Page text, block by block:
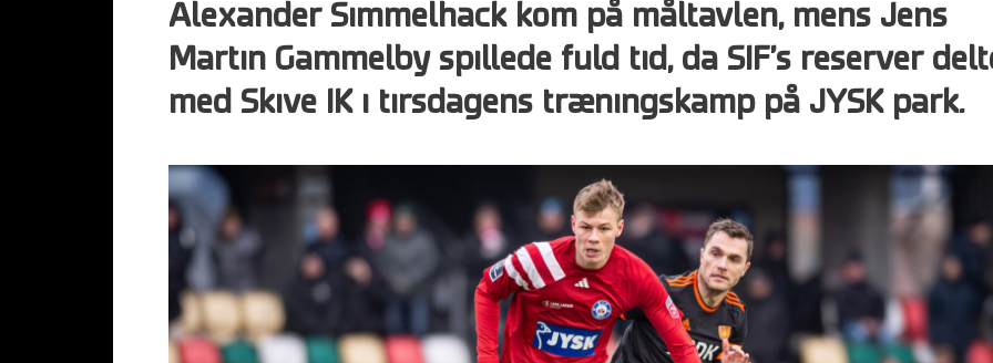
Alexander Simmelhack kom på måltavlen, mens Jens
Martin Gammelby spillede fuld tid, da SIF’s reserver
med Skive IK i tirsdagens træningskamp på JYSK park.